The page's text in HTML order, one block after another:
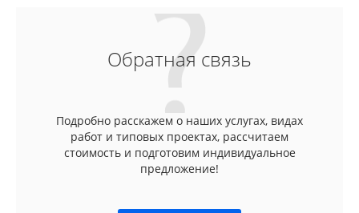
Обратная связь
Подробно расскажем о наших услугах, видах
работ и типовых проектах, рассчитаем
стоимость и подготовим индивидуальное
предложение!